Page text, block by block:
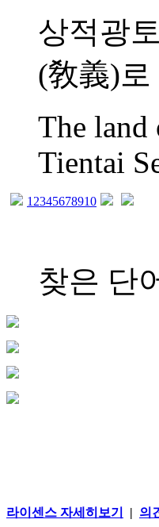
상적광
(敎義)
The
Tientai
1 2345678910
찾은 단
라이센스 자세히보기 | 의